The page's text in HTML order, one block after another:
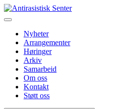
Nyheter
Arrangementer
Høringer
Arkiv
Samarbeid
Om oss
Kontakt
Støtt oss